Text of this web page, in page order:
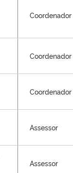
Coordenador
Coordenador
Coordenador
Assessor
Assessor